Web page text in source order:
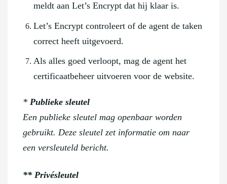
meldt aan Let’s Encrypt dat hij klaar is.
Let’s Encrypt controleert of de agent de taken
correct heeft uitgevoerd.
Als alles goed verloopt, mag de agent het
certificaatbeheer uitvoeren voor de website.
* Publieke sleutel
Een publieke sleutel mag openbaar worden
gebruikt. Deze sleutel zet informatie om naar
een versleuteld bericht.
** Privésleutel